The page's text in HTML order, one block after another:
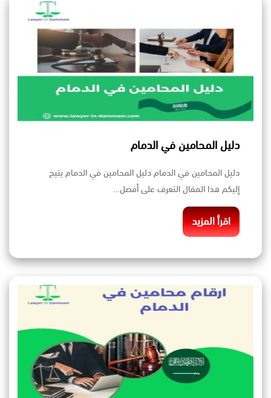
دليل المحامين في الدمام
دليل المحامين في الدمام دليل المحامين في الدمام يتيح
إليكم هذا المقال التعرف على أفضل…
اقرأ المزيد